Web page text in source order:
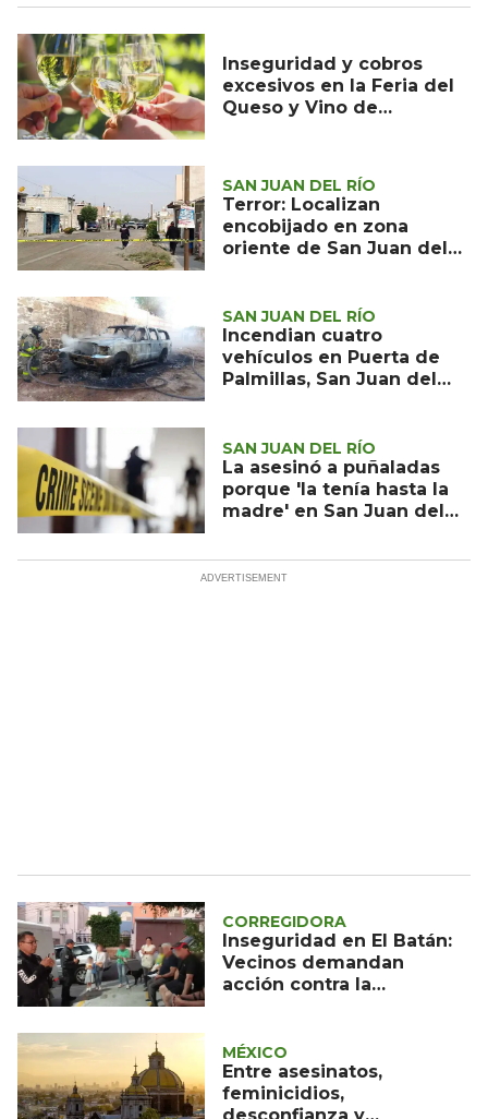
Inseguridad y cobros
excesivos en la Feria del
Queso y Vino de
SAN JUAN DEL RÍO
Terror: Localizan
encobijado en zona
oriente de San Juan del
SAN JUAN DEL RÍO
Incendian cuatro
vehículos en Puerta de
Palmillas, San Juan del
SAN JUAN DEL RÍO
La asesinó a puñaladas
porque 'la tenía hasta la
madre' en San Juan del
CORREGIDORA
Inseguridad en El Batán:
Vecinos demandan
acción contra la
MÉXICO
Entre asesinatos,
feminicidios,